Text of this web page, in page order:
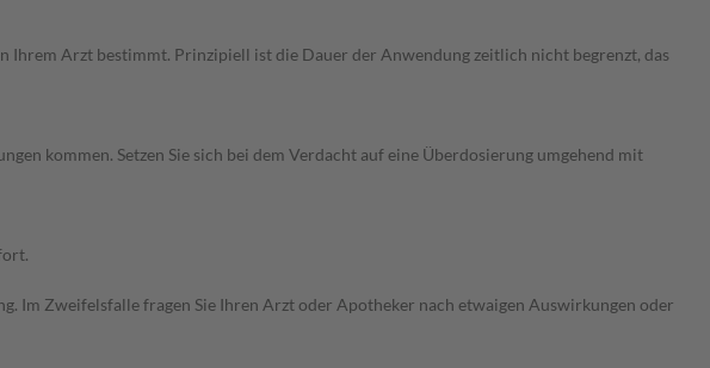
Arzt bestimmt. Prinzipiell ist die Dauer der Anwendung zeitlich nicht begrenzt, das
kommen. Setzen Sie sich bei dem Verdacht auf eine Überdosierung umgehend mit
Im Zweifelsfalle fragen Sie Ihren Arzt oder Apotheker nach etwaigen Auswirkungen oder